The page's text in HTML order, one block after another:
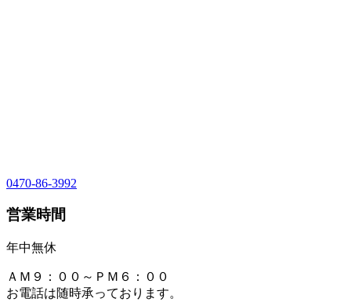
0470-86-3992
営業時間
年中無休
ＡＭ９：００～ＰＭ６：００
お電話は随時承っております。